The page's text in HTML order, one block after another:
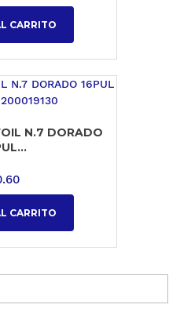
CARRITO
N.7 DORADO
CARRITO